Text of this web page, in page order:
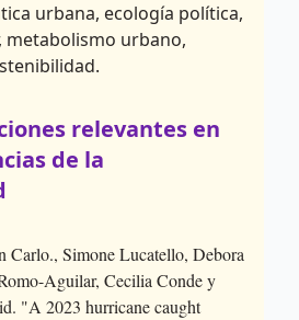
urbana, ecología política,
metabolismo urbano,
relevantes en
de la
Carlo., Simone Lucatello, Debora
Aguilar, Cecilia Conde y
"A 2023 hurricane caught